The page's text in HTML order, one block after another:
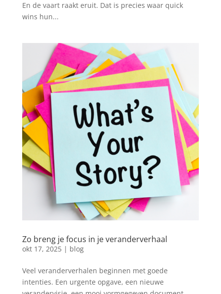
En de vaart raakt eruit. Dat is precies waar quick
wins hun...
Zo breng je focus in je veranderverhaal
okt 17, 2025| blog
Veel veranderverhalen beginnen met goede
intenties. Een urgente opgave, een nieuwe